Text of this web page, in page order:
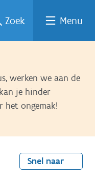
Zoek Menu
werken we aan de
je hinder
het ongemak!
Snel naar